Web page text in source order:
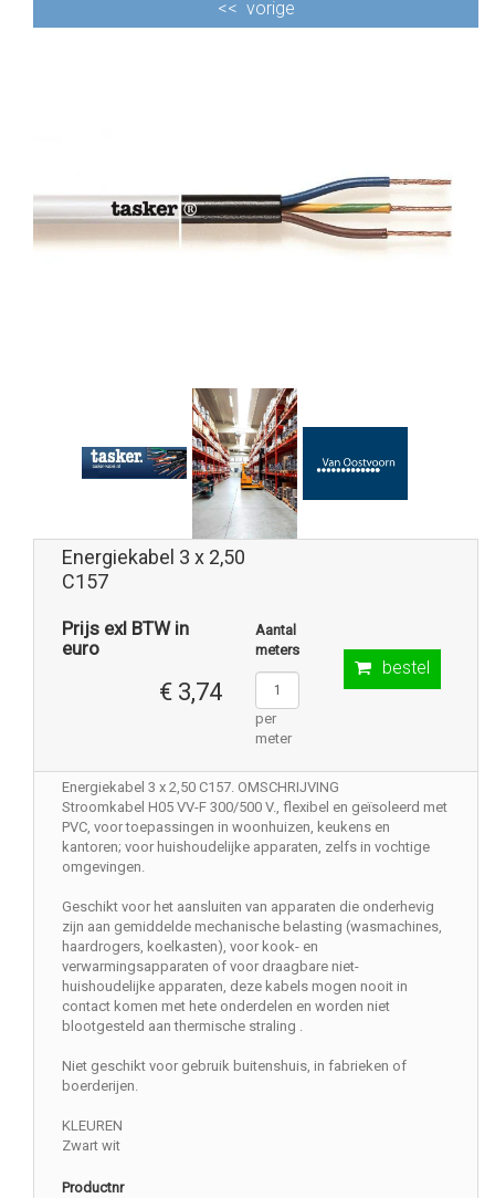
<< vorige
Energiekabel 3 x 2,50
C157
Prijs exl BTW in
euro
€ 3,74
Aantal
meters
per
meter
bestel
Energiekabel 3 x 2,50 C157. OMSCHRIJVING
Stroomkabel H05 VV-F 300/500 V., flexibel en geïsoleerd met
PVC, voor toepassingen in woonhuizen, keukens en
kantoren; voor huishoudelijke apparaten, zelfs in vochtige
omgevingen.
Geschikt voor het aansluiten van apparaten die onderhevig
zijn aan gemiddelde mechanische belasting (wasmachines,
haardrogers, koelkasten), voor kook- en
verwarmingsapparaten of voor draagbare niet-
huishoudelijke apparaten, deze kabels mogen nooit in
contact komen met hete onderdelen en worden niet
blootgesteld aan thermische straling .
Niet geschikt voor gebruik buitenshuis, in fabrieken of
boerderijen.
KLEUREN
Zwart wit
Productnr